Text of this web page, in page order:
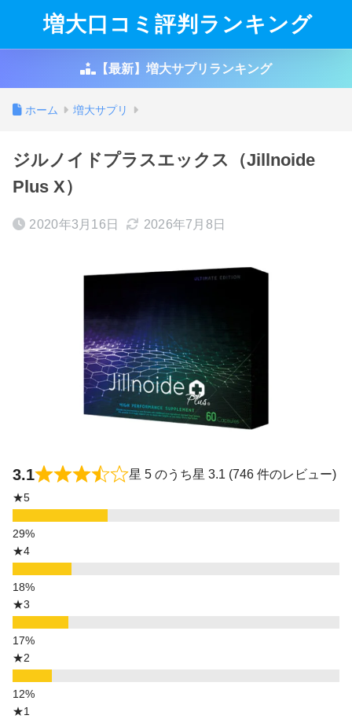
増大口コミ評判ランキング
【最新】増大サプリランキング
ホーム 増大サプリ
ジルノイドプラスエックス（Jillnoide
Plus X）
2020年3月16日 2026年7月8日
3.1 星 5 のうち星 3.1 (746 件のレビュー)
★5
★4
★3
★2
★1